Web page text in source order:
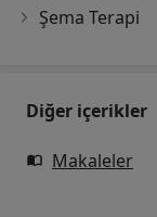
Şema Terapi
Diğer içerikler
Makaleler